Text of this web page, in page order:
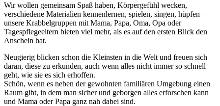
Wir wollen gemeinsam Spaß haben, Körpergefühl wecken,
verschiedene Materialien kennenlernen, spielen, singen, hüpfen –
unsere Krabbelgruppen mit Mama, Papa, Oma, Opa oder
Tagespflegeeltern bieten viel mehr, als es auf den ersten Blick den
Anschein hat.
Neugierig blicken schon die Kleinsten in die Welt und freuen sich
daran, diese zu erkunden, auch wenn alles nicht immer so schnell
geht, wie sie es sich erhoffen.
Schön, wenn es neben der gewohnten familiären Umgebung einen
Raum gibt, in dem man sicher und geborgen alles erforschen kann
und Mama oder Papa ganz nah dabei sind.